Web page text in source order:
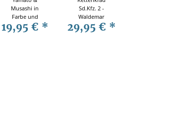
Musashi in
Farbe und
Fotos - W.
Trojca / Z.
19,95 € *
Sd.Kfz. 2 -
Waldemar
Trojca,
Karlheinz
29,95 € *